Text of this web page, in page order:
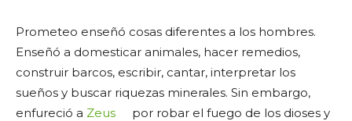
Prometeo enseñó cosas diferentes a los hombres.
Enseñó a domesticar animales, hacer remedios,
construir barcos, escribir, cantar, interpretar los
sueños y buscar riquezas minerales. Sin embargo,
enfureció a Zeus
por robar el fuego de los dioses y